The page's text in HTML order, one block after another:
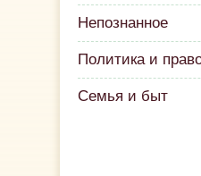
Непознанное
Политика и
Семья и быт